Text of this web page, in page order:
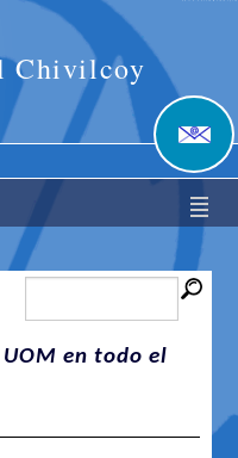
Chivilcoy
en todo el